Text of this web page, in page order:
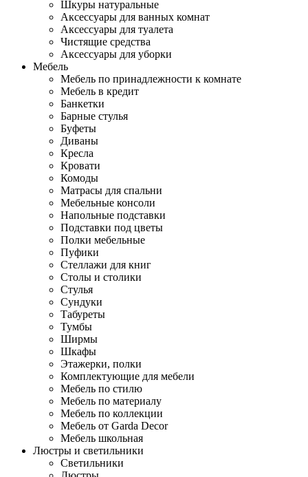
Шкуры натуральные
Аксессуары для ванных комнат
Аксессуары для туалета
Чистящие средства
Аксессуары для уборки
Мебель
Мебель по принадлежности к комнате
Мебель в кредит
Банкетки
Барные стулья
Буфеты
Диваны
Кресла
Кровати
Комоды
Матрасы для спальни
Мебельные консоли
Напольные подставки
Подставки под цветы
Полки мебельные
Пуфики
Стеллажи для книг
Столы и столики
Стулья
Сундуки
Табуреты
Тумбы
Ширмы
Шкафы
Этажерки, полки
Комплектующие для мебели
Мебель по стилю
Мебель по материалу
Мебель по коллекции
Мебель от Garda Decor
Мебель школьная
Люстры и светильники
Светильники